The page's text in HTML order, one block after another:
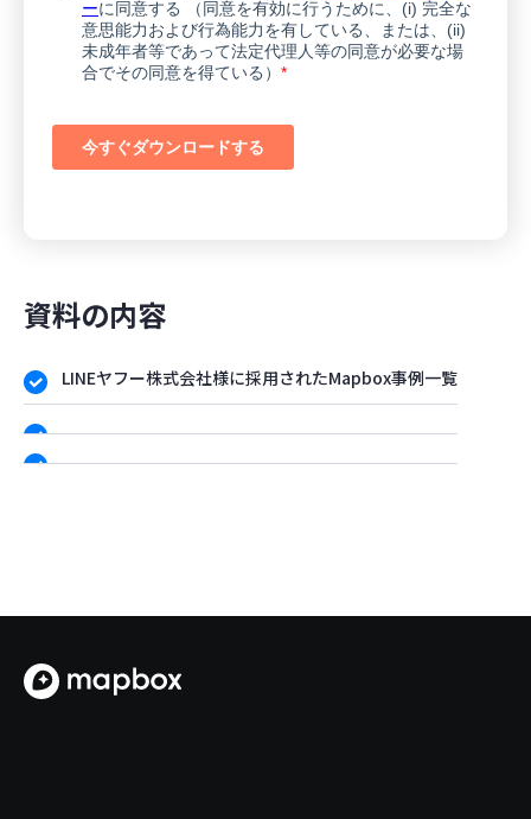
資料の内容
LINEヤフー株式会社様に採用されたMapbox事例一覧